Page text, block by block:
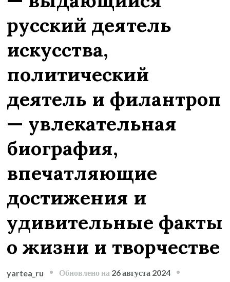
русский деятель
искусства,
политический
деятель и филантроп
— увлекательная
биография,
впечатляющие
достижения и
удивительные факты
о жизни и творчестве
yartea_ru Обновлено на 26 августа 2024